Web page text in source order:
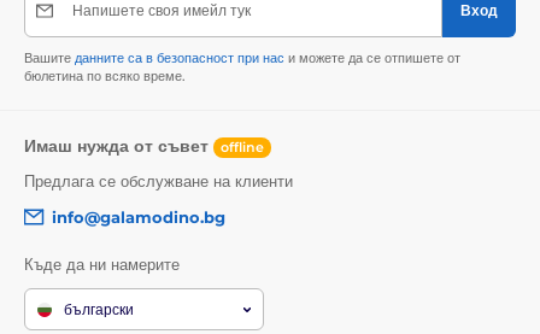
Напишете своя имейл тук Вход
Вашите данните са в безопасност при нас и можете да се отпишете от
бюлетина по всяко време.
Имаш нужда от съвет offline
Предлага се обслужване на клиенти
info@galamodino.bg
Къде да ни намерите
български